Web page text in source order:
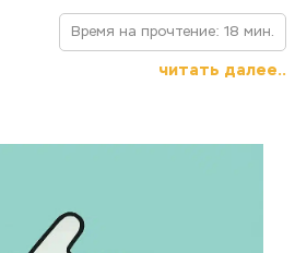
Время на прочтение: 18 мин.
читать далее..